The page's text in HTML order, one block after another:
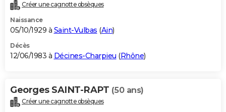
Créer une cagnotte obsèques
Naissance
05/10/1929 à Saint-Vulbas (Ain)
Décès
12/06/1983 à Décines-Charpieu (Rhône)
Georges SAINT-RAPT (50 ans)
Créer une cagnotte obsèques